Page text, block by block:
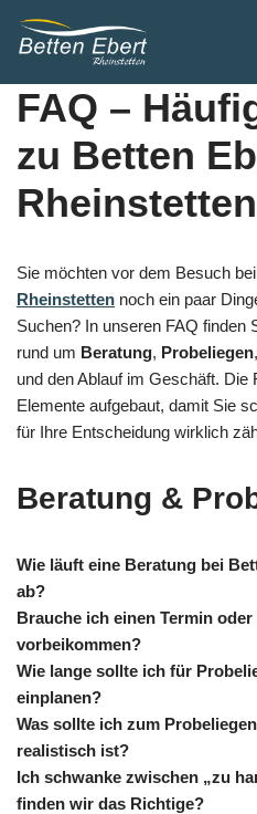
Zum
Inhalt
springen
FAQ –
zu Betten
Rheinstetten
Sie möchten vor dem Besuch bei
Rheinstetten noch ein paar
Suchen? In unseren FAQ finden
rund um Beratung, Probeliegen,
und den Ablauf im Geschäft. Die
Elemente aufgebaut, damit Sie
für Ihre Entscheidung wirklich
Beratung &
Wie läuft eine Beratung bei
ab?
Brauche ich einen Termin
vorbeikommen?
Wie lange sollte ich für
einplanen?
Was sollte ich zum
realistisch ist?
Ich schwanke zwischen „zu
finden wir das Richtige?